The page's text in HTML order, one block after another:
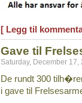
[ Legg til
Gave til
Saturday, December 17,
De rundt 300
i gave til